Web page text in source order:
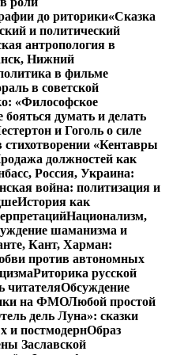
до риторики«Сказка
и политический
антропология в
Нижний
в фильме
в советской
«Философское
думать и делать
и Гоголь о силе
«Кентавры
должностей как
Россия, Украина:
война: политизация и
История как
Национализм,
шаманизма и
Кант, Харман:
против автономных
Риторика русской
читателяОбсуждение
на ФМОЛюбой простой
дель Луна»: сказки
и постмодернОбраз
Заславской